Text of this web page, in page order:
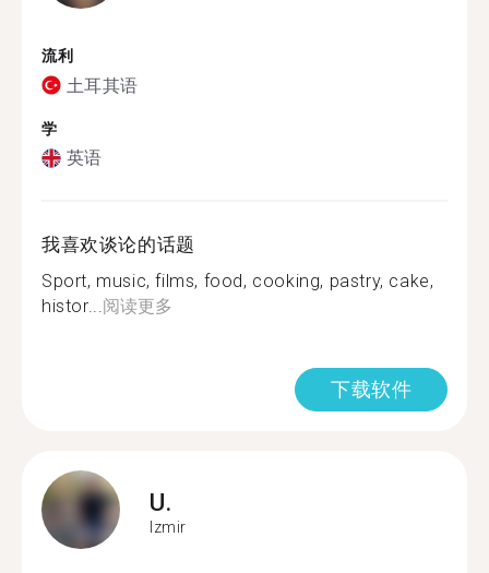
流利
土耳其语
学
英语
我喜欢谈论的话题
Sport, music, films, food, cooking, pastry, cake,
histor...阅读更多
下载软件
U.
Izmir